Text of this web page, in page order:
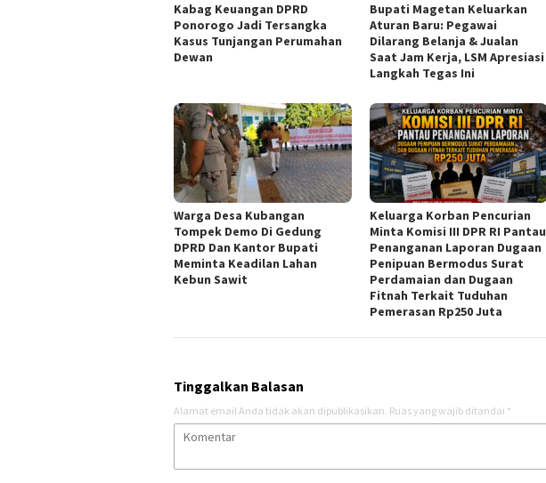
Kabag Keuangan DPRD
Ponorogo Jadi Tersangka
Kasus Tunjangan Perumahan
Dewan
Bupati Magetan Keluarkan
Aturan Baru: Pegawai
Dilarang Belanja & Jualan
Saat Jam Kerja, LSM Apresiasi
Langkah Tegas Ini
Warga Desa Kubangan
Tompek Demo Di Gedung
DPRD Dan Kantor Bupati
Meminta Keadilan Lahan
Kebun Sawit
Keluarga Korban Pencurian
Minta Komisi III DPR RI Pantau
Penanganan Laporan Dugaan
Penipuan Bermodus Surat
Perdamaian dan Dugaan
Fitnah Terkait Tuduhan
Pemerasan Rp250 Juta
Tinggalkan Balasan
Alamat email Anda tidak akan dipublikasikan. Ruas yang wajib ditandai *